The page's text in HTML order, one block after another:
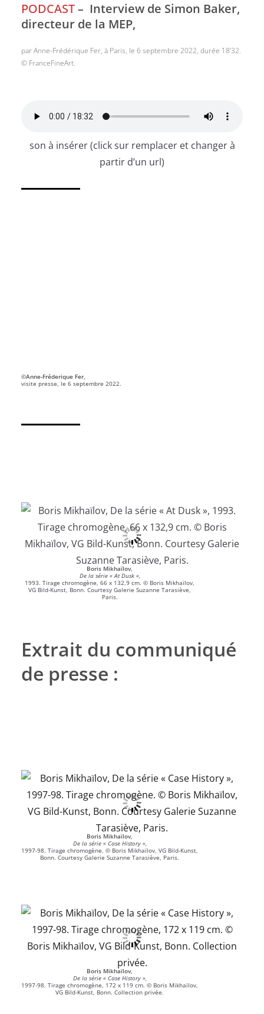
PODCAST– Interview de Simon Baker,
directeur de la MEP,
par Anne-Frédérique Fer, à Paris, le 6 septembre 2022, durée 18’32.
© FranceFineArt.
son à insérer (click sur remplacer et changer à
partir d’un url)
©Anne-Fréderique Fer,
visite presse, le 6 septembre 2022.
Boris Mikhaïlov,
De la série « At Dusk »,
1993. Tirage chromogène, 66 x 132,9 cm. © Boris Mikhaïlov,
VG Bild-Kunst, Bonn. Courtesy Galerie Suzanne Tarasiève,
Paris.
Extrait du communiqué
de presse :
Boris Mikhaïlov,
De la série « Case History »,
1997-98. Tirage chromogène. © Boris Mikhaïlov, VG Bild-Kunst,
Bonn. Courtesy Galerie Suzanne Tarasiève, Paris.
Boris Mikhaïlov,
De la série « Case History »,
1997-98. Tirage chromogène, 172 x 119 cm. © Boris Mikhaïlov,
VG Bild-Kunst, Bonn. Collection privée.